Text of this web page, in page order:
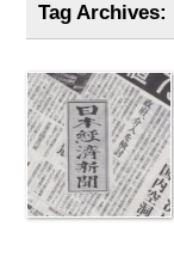
Tag Archives: